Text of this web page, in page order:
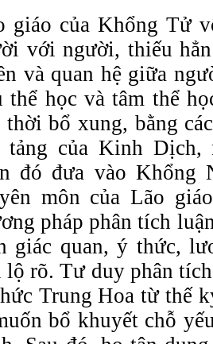
giáo của Khổng Tử
với người, thiếu
và quan hệ giữa
thể học và tâm thể
thời bổ xung, bằng
tảng của Kinh Dịch,
đó đưa vào Khổng
môn của Lão
pháp phân tích
giác quan, ý thức,
lộ rõ. Tư duy phân
Trung Hoa từ thế
bổ khuyết chỗ